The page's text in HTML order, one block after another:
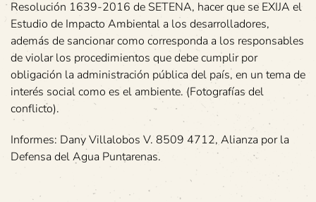
Resolución 1639-2016 de SETENA, hacer que se EXIJA el
Estudio de Impacto Ambiental a los desarrolladores,
además de sancionar como corresponda a los responsables
de violar los procedimientos que debe cumplir por
obligación la administración pública del país, en un tema de
interés social como es el ambiente. (Fotografías del
conflicto).
Informes: Dany Villalobos V. 8509 4712, Alianza por la
Defensa del Agua Puntarenas.